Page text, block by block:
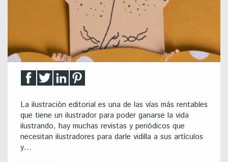
La ilustración editorial es una de las vías más rentables
que tiene un ilustrador para poder ganarse la vida
ilustrando, hay muchas revistas y periódicos que
necesitan ilustradores para darle vidilla a sus artículos
y…